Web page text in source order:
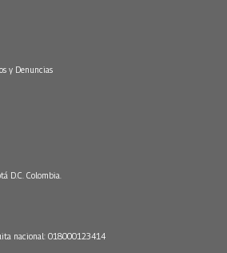
y Denuncias
D.C. Colombia.
nacional: 018000123414